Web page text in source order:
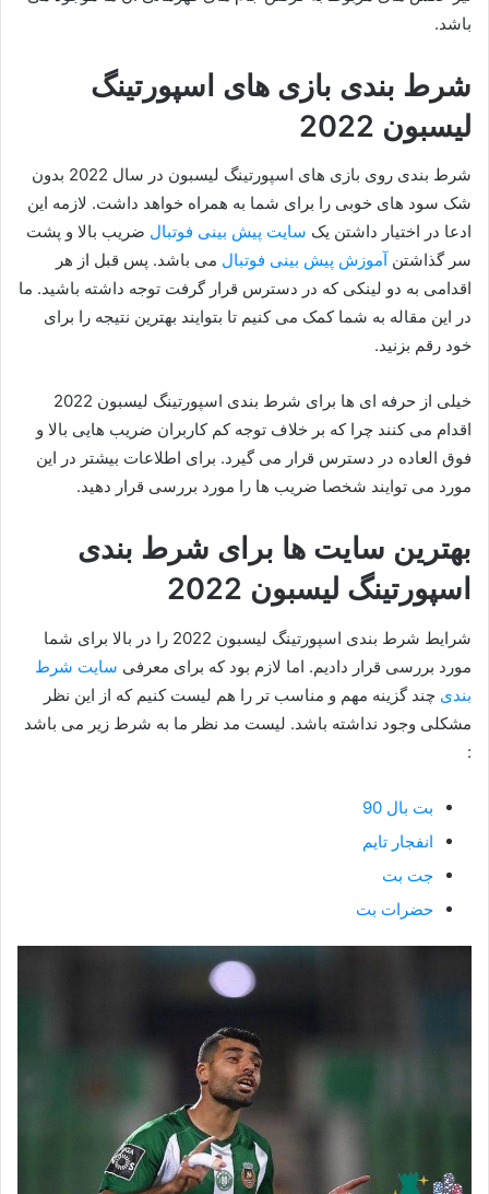
باشد.
شرط بندی بازی های اسپورتینگ
لیسبون 2022
شرط بندی روی بازی های اسپورتینگ لیسبون در سال 2022 بدون
شک سود های خوبی را برای شما به همراه خواهد داشت. لازمه این
ادعا در اختیار داشتن یک سایت پیش بینی فوتبال ضریب بالا و پشت
سر گذاشتن آموزش پیش بینی فوتبال می باشد. پس قبل از هر
اقدامی به دو لینکی که در دسترس قرار گرفت توجه داشته باشید. ما
در این مقاله به شما کمک می کنیم تا بتوایند بهترین نتیجه را برای
خود رقم بزنید.
خیلی از حرفه ای ها برای شرط بندی اسپورتینگ لیسبون 2022
اقدام می کنند چرا که بر خلاف توجه کم کاربران ضریب هایی بالا و
فوق العاده در دسترس قرار می گیرد. برای اطلاعات بیشتر در این
مورد می توایند شخصا ضریب ها را مورد بررسی قرار دهید.
بهترین سایت ها برای شرط بندی
اسپورتینگ لیسبون 2022
شرایط شرط بندی اسپورتینگ لیسبون 2022 را در بالا برای شما
مورد بررسی قرار دادیم. اما لازم بود که برای معرفی سایت شرط
بندی چند گزینه مهم و مناسب تر را هم لیست کنیم که از این نظر
مشکلی وجود نداشته باشد. لیست مد نظر ما به شرط زیر می باشد
:
بت بال 90
انفجار تایم
جت بت
حضرات بت